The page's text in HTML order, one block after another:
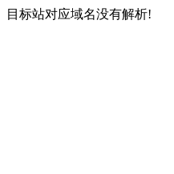
目标站对应域名没有解析!